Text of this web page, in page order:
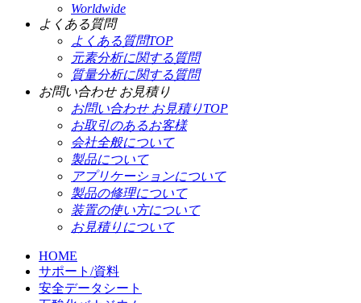
Worldwide
よくある質問
よくある質問TOP
元素分析に関する質問
質量分析に関する質問
お問い合わせ お見積り
お問い合わせ お見積りTOP
お取引のあるお客様
会社全般について
製品について
アプリケーションについて
製品の修理について
装置の使い方について
お見積りについて
HOME
サポート/資料
安全データシート